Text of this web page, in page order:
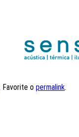
Favorite o permalink.